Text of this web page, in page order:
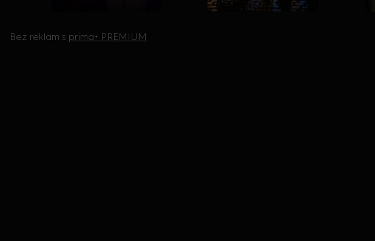
Bez reklam s prima+ PREMIUM